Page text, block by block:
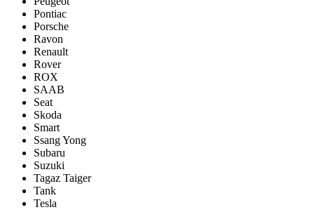
Pontiac
Porsсhe
Ravon
Renault
Rover
ROX
SAAB
Seat
Skoda
Smart
Ssang Yong
Subaru
Suzuki
Tagaz Taiger
Tank
Tesla